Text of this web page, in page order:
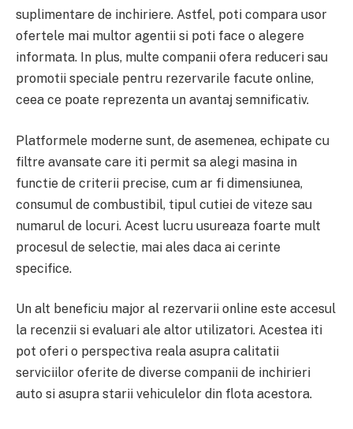
suplimentare de inchiriere. Astfel, poti compara usor
ofertele mai multor agentii si poti face o alegere
informata. In plus, multe companii ofera reduceri sau
promotii speciale pentru rezervarile facute online,
ceea ce poate reprezenta un avantaj semnificativ.
Platformele moderne sunt, de asemenea, echipate cu
filtre avansate care iti permit sa alegi masina in
functie de criterii precise, cum ar fi dimensiunea,
consumul de combustibil, tipul cutiei de viteze sau
numarul de locuri. Acest lucru usureaza foarte mult
procesul de selectie, mai ales daca ai cerinte
specifice.
Un alt beneficiu major al rezervarii online este accesul
la recenzii si evaluari ale altor utilizatori. Acestea iti
pot oferi o perspectiva reala asupra calitatii
serviciilor oferite de diverse companii de inchirieri
auto si asupra starii vehiculelor din flota acestora.